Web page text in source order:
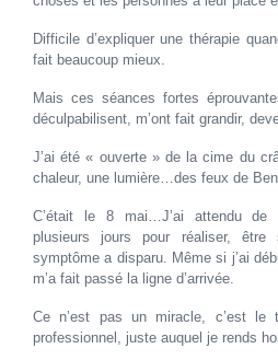
Difficile d’expliquer une thérapie
fait beaucoup mieux.
Mais ces séances fortes
déculpabilisent, m’ont fait grandir,
J’ai été « ouverte » de la cime du
chaleur, une lumière…des feux de
C’était le 8 mai…J’ai attendu de
plusieurs jours pour réaliser,
symptôme a disparu. Même si j’ai
m’a fait passé la ligne d’arrivée.
Ce n’est pas un miracle, c’est le
professionnel, juste auquel je rends